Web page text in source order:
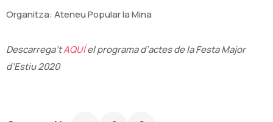
Organitza: Ateneu Popular la Mina
Descarrega’tAQUÍel programa d’actes de la Festa Major
d’Estiu 2020